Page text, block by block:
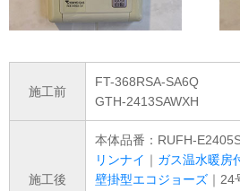
施工前
FT-368RSA-SA6Q
GTH-2413SAWXH
施工後
本体品番：RUFH-
リンナイ ｜ ガス温水暖房
壁掛型エコジョーズ ｜24